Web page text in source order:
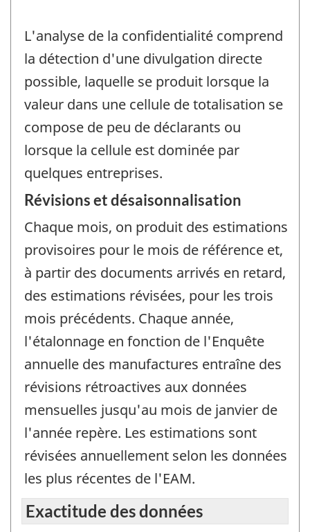
L'analyse de la confidentialité comprend
la détection d'une divulgation directe
possible, laquelle se produit lorsque la
valeur dans une cellule de totalisation se
compose de peu de déclarants ou
lorsque la cellule est dominée par
quelques entreprises.
Révisions et désaisonnalisation
Chaque mois, on produit des estimations
provisoires pour le mois de référence et,
à partir des documents arrivés en retard,
des estimations révisées, pour les trois
mois précédents. Chaque année,
l'étalonnage en fonction de l'Enquête
annuelle des manufactures entraîne des
révisions rétroactives aux données
mensuelles jusqu'au mois de janvier de
l'année repère. Les estimations sont
révisées annuellement selon les données
les plus récentes de l'EAM.
Exactitude des données